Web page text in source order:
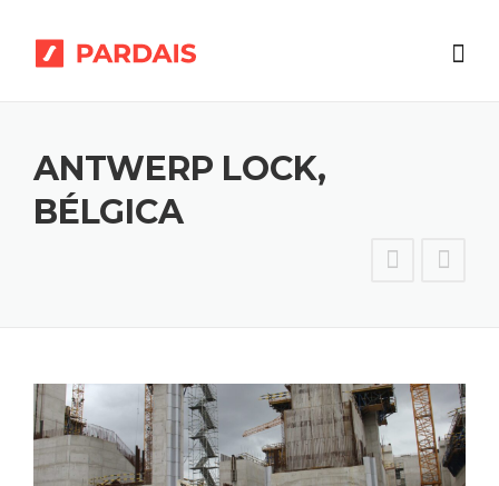
content
ANTWERP LOCK,
BÉLGICA